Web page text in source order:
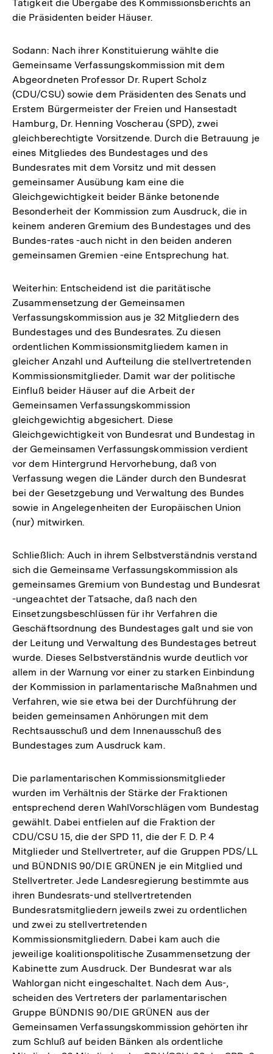
Tätigkeit die Übergabe des Kommissionsberichts an
die Präsidenten beider Häuser.
Sodann: Nach ihrer Konstituierung wählte die
Gemeinsame Verfassungskommission mit dem
Abgeordneten Professor Dr. Rupert Scholz
(CDU/CSU) sowie dem Präsidenten des Senats und
Erstem Bürgermeister der Freien und Hansestadt
Hamburg, Dr. Henning Voscherau (SPD), zwei
gleichberechtigte Vorsitzende. Durch die Betrauung je
eines Mitgliedes des Bundestages und des
Bundesrates mit dem Vorsitz und mit dessen
gemeinsamer Ausübung kam eine die
Gleichgewichtigkeit beider Bänke betonende
Besonderheit der Kommission zum Ausdruck, die in
keinem anderen Gremium des Bundestages und des
Bundes-rates -auch nicht in den beiden anderen
gemeinsamen Gremien -eine Entsprechung hat.
Weiterhin: Entscheidend ist die paritätische
Zusammensetzung der Gemeinsamen
Verfassungskommission aus je 32 Mitgliedern des
Bundestages und des Bundesrates. Zu diesen
ordentlichen Kommissionsmitgliedem kamen in
gleicher Anzahl und Aufteilung die stellvertretenden
Kommissionsmitglieder. Damit war der politische
Einfluß beider Häuser auf die Arbeit der
Gemeinsamen Verfassungskommission
gleichgewichtig abgesichert. Diese
Gleichgewichtigkeit von Bundesrat und Bundestag in
der Gemeinsamen Verfassungskommission verdient
vor dem Hintergrund Hervorhebung, daß von
Verfassung wegen die Länder durch den Bundesrat
bei der Gesetzgebung und Verwaltung des Bundes
sowie in Angelegenheiten der Europäischen Union
(nur) mitwirken.
Schließlich: Auch in ihrem Selbstverständnis verstand
sich die Gemeinsame Verfassungskommission als
gemeinsames Gremium von Bundestag und Bundesrat
-ungeachtet der Tatsache, daß nach den
Einsetzungsbeschlüssen für ihr Verfahren die
Geschäftsordnung des Bundestages galt und sie von
der Leitung und Verwaltung des Bundestages betreut
wurde. Dieses Selbstverständnis wurde deutlich vor
allem in der Warnung vor einer zu starken Einbindung
der Kommission in parlamentarische Maßnahmen und
Verfahren, wie sie etwa bei der Durchführung der
beiden gemeinsamen Anhörungen mit dem
Rechtsausschuß und dem Innenausschuß des
Bundestages zum Ausdruck kam.
Die parlamentarischen Kommissionsmitglieder
wurden im Verhältnis der Stärke der Fraktionen
entsprechend deren WahlVorschlägen vom Bundestag
gewählt. Dabei entfielen auf die Fraktion der
CDU/CSU 15, die der SPD 11, die der F. D. P. 4
Mitglieder und Stellvertreter, auf die Gruppen PDS/LL
und BÜNDNIS 90/DIE GRÜNEN je ein Mitglied und
Stellvertreter. Jede Landesregierung bestimmte aus
ihren Bundesrats-und stellvertretenden
Bundesratsmitgliedern jeweils zwei zu ordentlichen
und zwei zu stellvertretenden
Kommissionsmitgliedern. Dabei kam auch die
jeweilige koalitionspolitische Zusammensetzung der
Kabinette zum Ausdruck. Der Bundesrat war als
Wahlorgan nicht eingeschaltet. Nach dem Aus-,
scheiden des Vertreters der parlamentarischen
Gruppe BÜNDNIS 90/DIE GRÜNEN aus der
Gemeinsamen Verfassungskommission gehörten ihr
zum Schluß auf beiden Bänken als ordentliche